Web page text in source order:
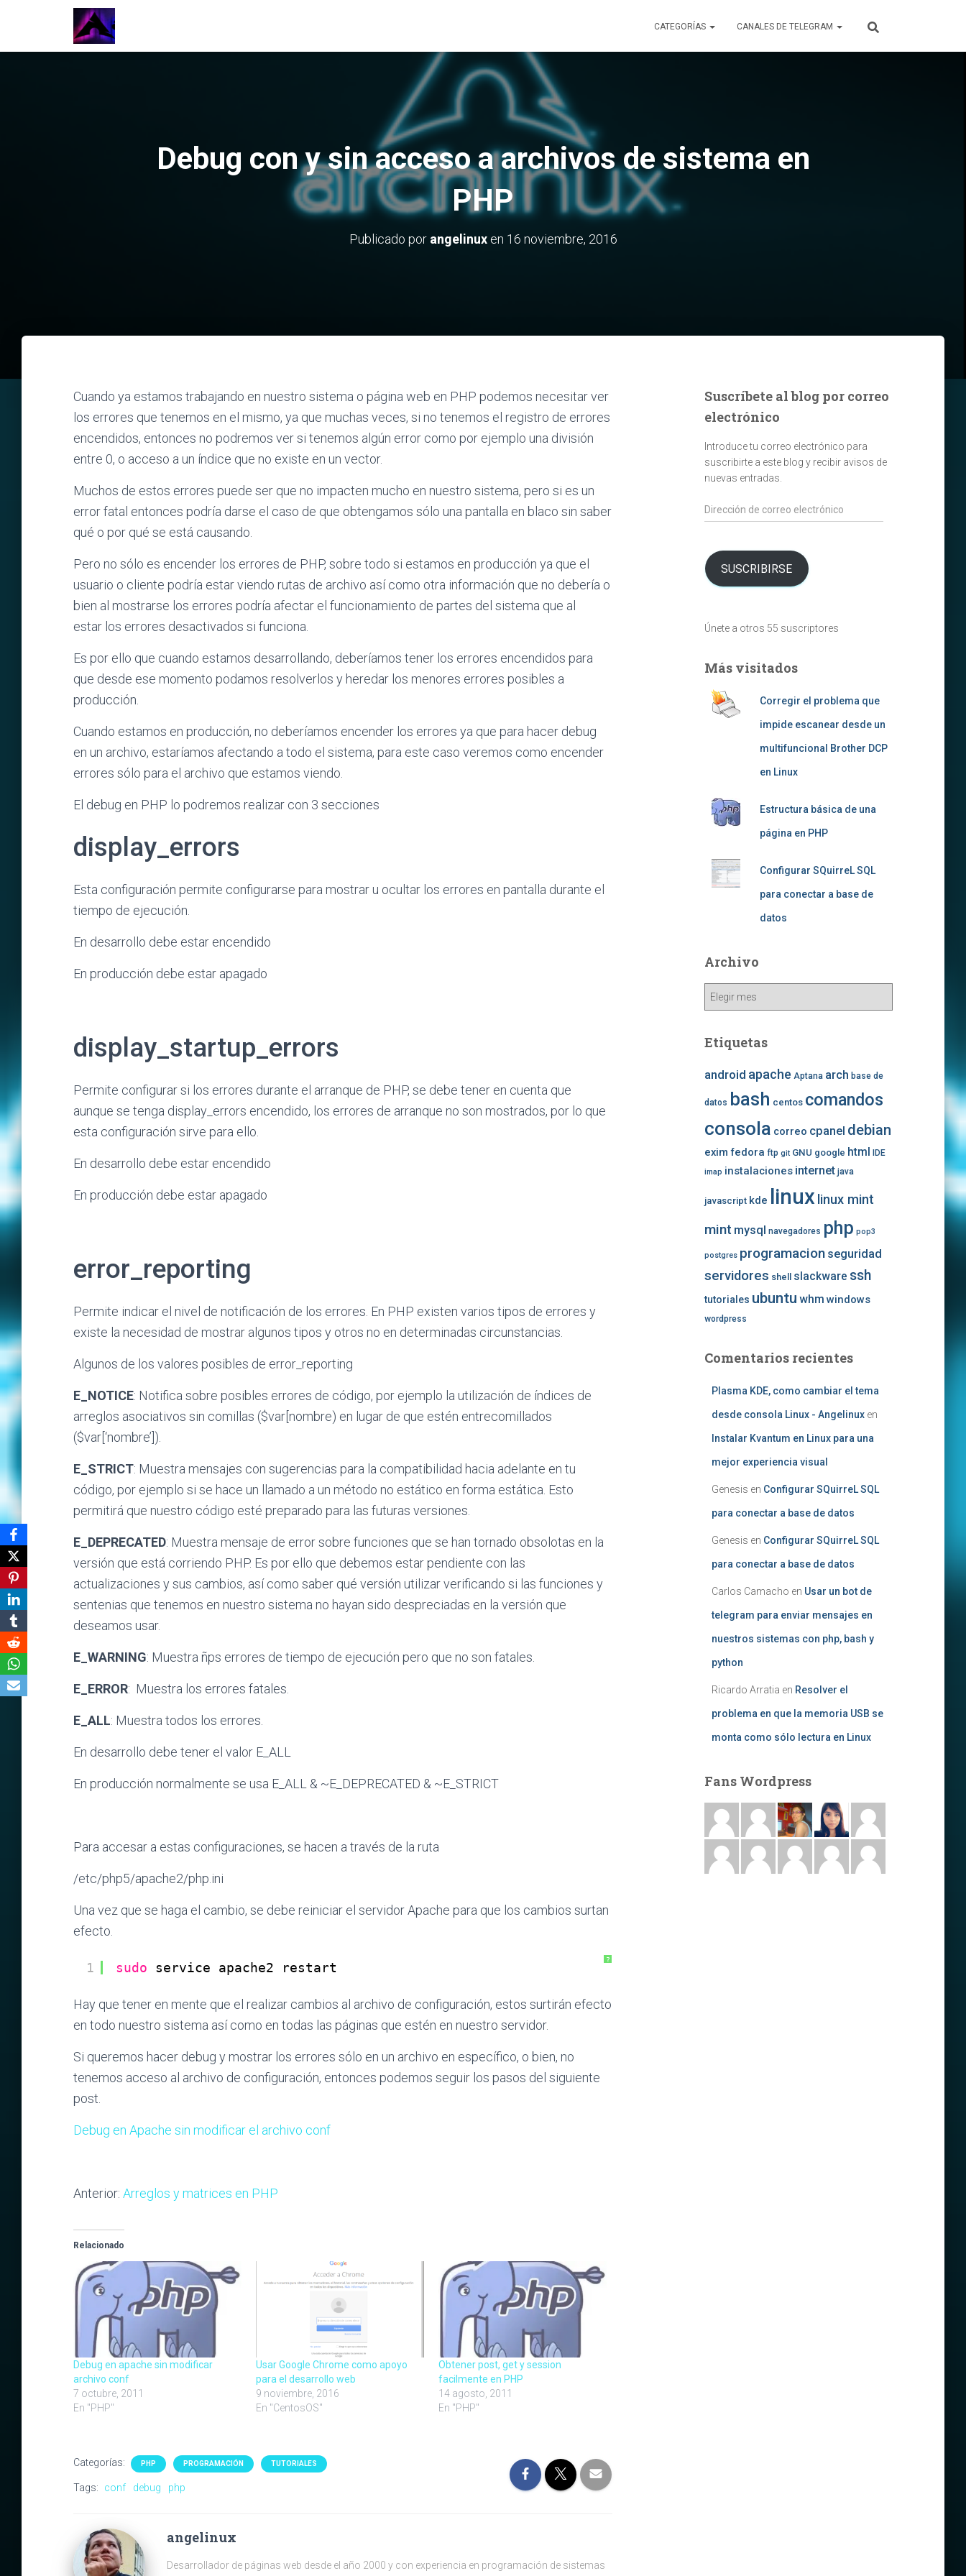
CATEGORÍAS CANALES DE TELEGRAM
Debug con y sin acceso a archivos de sistema en
PHP
Publicado por angelinuxen 16 noviembre, 2016
Cuando ya estamos trabajando en nuestro sistema o página web en PHP podemos necesitar ver
los errores que tenemos en el mismo, ya que muchas veces, si no tenemos el registro de errores
encendidos, entonces no podremos ver si tenemos algún error como por ejemplo una división
entre 0, o acceso a un índice que no existe en un vector.
Muchos de estos errores puede ser que no impacten mucho en nuestro sistema, pero si es un
error fatal entonces podría darse el caso de que obtengamos sólo una pantalla en blaco sin saber
qué o por qué se está causando.
Pero no sólo es encender los errores de PHP, sobre todo si estamos en producción ya que el
usuario o cliente podría estar viendo rutas de archivo así como otra información que no debería o
bien al mostrarse los errores podría afectar el funcionamiento de partes del sistema que al
estar los errores desactivados si funciona.
Es por ello que cuando estamos desarrollando, deberíamos tener los errores encendidos para
que desde ese momento podamos resolverlos y heredar los menores errores posibles a
producción.
Cuando estamos en producción, no deberíamos encender los errores ya que para hacer debug
en un archivo, estaríamos afectando a todo el sistema, para este caso veremos como encender
errores sólo para el archivo que estamos viendo.
El debug en PHP lo podremos realizar con 3 secciones
display_errors
Esta configuración permite configurarse para mostrar u ocultar los errores en pantalla durante el
tiempo de ejecución.
En desarrollo debe estar encendido
En producción debe estar apagado
display_startup_errors
Permite configurar si los errores durante el arranque de PHP, se debe tener en cuenta que
aunque se tenga display_errors encendido, los errores de arranque no son mostrados, por lo que
esta configuración sirve para ello.
En desarrollo debe estar encendido
En producción debe estar apagado
error_reporting
Permite indicar el nivel de notificación de los errores. En PHP existen varios tipos de errores y
existe la necesidad de mostrar algunos tipos y otros no en determinadas circunstancias.
Algunos de los valores posibles de error_reporting
E_NOTICE: Notifica sobre posibles errores de código, por ejemplo la utilización de índices de
arreglos asociativos sin comillas ($var[nombre) en lugar de que estén entrecomillados
($var[‘nombre’]).
E_STRICT: Muestra mensajes con sugerencias para la compatibilidad hacia adelante en tu
código, por ejemplo si se hace un llamado a un método no estático en forma estática. Esto
permitirá que nuestro código esté preparado para las futuras versiones.
E_DEPRECATED: Muestra mensaje de error sobre funciones que se han tornado obsolotas en la
versión que está corriendo PHP. Es por ello que debemos estar pendiente con las
actualizaciones y sus cambios, así como saber qué versión utilizar verificando si las funciones y
sentenias que tenemos en nuestro sistema no hayan sido despreciadas en la versión que
deseamos usar.
E_WARNING: Muestra ñps errores de tiempo de ejecución pero que no son fatales.
E_ERROR: Muestra los errores fatales.
E_ALL: Muestra todos los errores.
En desarrollo debe tener el valor E_ALL
En producción normalmente se usa E_ALL & ~E_DEPRECATED & ~E_STRICT
Para accesar a estas configuraciones, se hacen a través de la ruta
/etc/php5/apache2/php.ini
Una vez que se haga el cambio, se debe reiniciar el servidor Apache para que los cambios surtan
efecto.
?
1 sudo service apache2 restart
Hay que tener en mente que el realizar cambios al archivo de configuración, estos surtirán efecto
en todo nuestro sistema así como en todas las páginas que estén en nuestro servidor.
Si queremos hacer debug y mostrar los errores sólo en un archivo en específico, o bien, no
tenemos acceso al archivo de configuración, entonces podemos seguir los pasos del siguiente
post.
Debug en Apache sin modificar el archivo conf
Anterior: Arreglos y matrices en PHP
Relacionado
Debug en apache sin modificar
archivo conf
7 octubre, 2011
En "PHP"
Usar Google Chrome como apoyo
para el desarrollo web
9 noviembre, 2016
En "CentosOS"
Obtener post, get y session
facilmente en PHP
14 agosto, 2011
En "PHP"
Categorías: PHP PROGRAMACIÓN TUTORIALES
Tags: conf debug php
angelinux
Desarrollador de páginas web desde el año 2000 y con experiencia en programación de sistemas
Suscríbete al blog por correo
electrónico
Introduce tu correo electrónico para
suscribirte a este blog y recibir avisos de
nuevas entradas.
Dirección
de
electrónico
SUSCRIBIRSE
Únete a otros 55 suscriptores
Más visitados
Corregir el problema que
impide escanear desde un
multifuncional Brother DCP
en Linux
Estructura básica de una
página en PHP
Configurar SQuirreL SQL
para conectar a base de
datos
Archivo
Archivo
Etiquetas
android apache Aptana arch base de
datos bash centos comandos
consola correo cpanel debian
exim fedora ftp git GNU google html IDE
imap instalaciones internet java
javascript kde linux linux mint
mint mysql navegadores php pop3
postgres programacion seguridad
servidores shell slackware ssh
tutoriales ubuntu whm windows
wordpress
Comentarios recientes
Plasma KDE, como cambiar el tema
desde consola Linux - Angelinuxen
Instalar Kvantum en Linux para una
mejor experiencia visual
Genesis en Configurar SQuirreL SQL
para conectar a base de datos
Genesis en Configurar SQuirreL SQL
para conectar a base de datos
Carlos Camacho en Usar un bot de
telegram para enviar mensajes en
nuestros sistemas con php, bash y
python
Ricardo Arratia en Resolver el
problema en que la memoria USB se
monta como sólo lectura en Linux
Fans Wordpress